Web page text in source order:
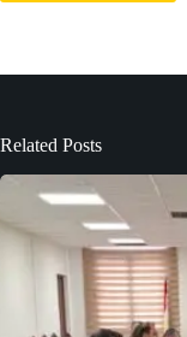
Related Posts